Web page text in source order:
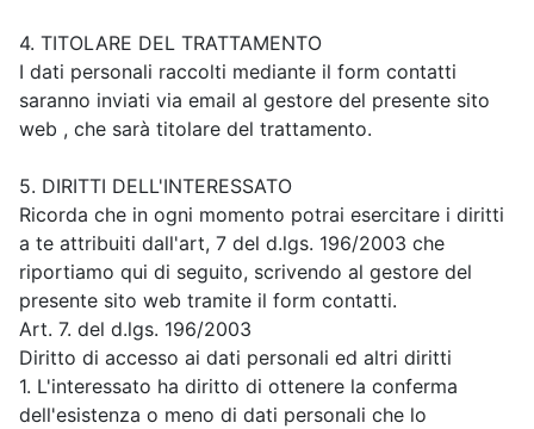
4. TITOLARE DEL TRATTAMENTO
I dati personali raccolti mediante il form contatti
saranno inviati via email al gestore del presente sito
web , che sarà titolare del trattamento.
5. DIRITTI DELL'INTERESSATO
Ricorda che in ogni momento potrai esercitare i diritti
a te attribuiti dall'art, 7 del d.lgs. 196/2003 che
riportiamo qui di seguito, scrivendo al gestore del
presente sito web tramite il form contatti.
Art. 7. del d.lgs. 196/2003
Diritto di accesso ai dati personali ed altri diritti
1. L'interessato ha diritto di ottenere la conferma
dell'esistenza o meno di dati personali che lo